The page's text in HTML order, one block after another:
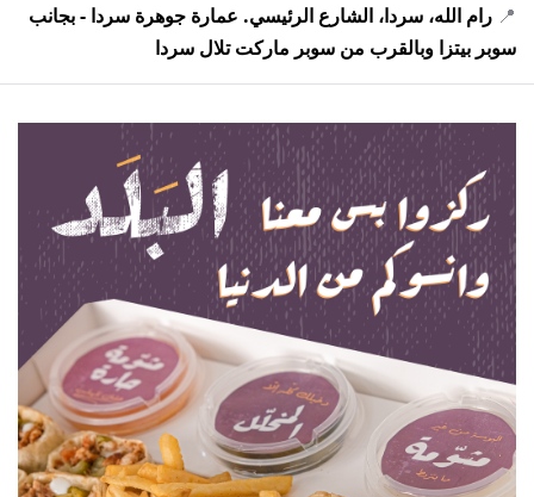
📍 رام الله، سردا، الشارع الرئيسي. عمارة جوهرة سردا - بجانب
سوبر بيتزا وبالقرب من سوبر ماركت تلال سردا